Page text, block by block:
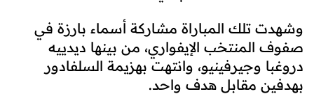
وشهدت تلك المباراة مشاركة أسماء بارزة في
صفوف المنتخب الإيفواري، من بينها ديدييه
دروغبا وجيرفينيو، وانتهت بهزيمة السلفادور
بهدفين مقابل هدف واحد.